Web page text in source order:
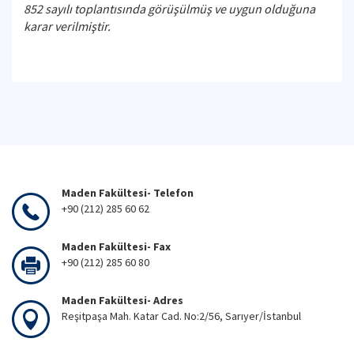
852 sayılı toplantısında görüşülmüş ve uygun olduğuna
karar verilmiştir.
Maden Fakültesi- Telefon
+90 (212) 285 60 62
Maden Fakültesi- Fax
+90 (212) 285 60 80
Maden Fakültesi- Adres
Reşitpaşa Mah. Katar Cad. No:2/56, Sarıyer/İstanbul